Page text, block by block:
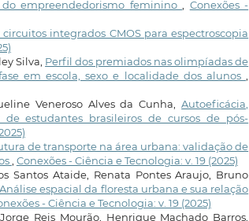
do empreendedorismo feminino, Conexões -
integrados CMOS para espectroscopia
Silva, Perfil dos premiados nas olimpíadas de
em escola, sexo e localidade dos alunos,
Veneroso Alves da Cunha,Autoeficácia,
estudantes brasileiros de cursos de pós-
de transporte na área urbana: validação de
, Conexões - Ciência e Tecnologia: v. 19 (2025)
Santos Ataide, Renata Pontes Araujo, Bruno
Análise espacial da floresta urbana e sua relação
- Ciência e Tecnologia: v. 19 (2025)
Reis Mourão, Henrique Machado Barros,